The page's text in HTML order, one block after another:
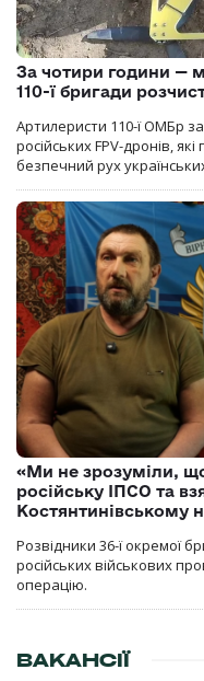
За чотири години —
110-ї бригади
Артилеристи 110-ї ОМБр
російських FPV-дронів,
безпечний рух
«Ми не зрозуміли,
російську ІПСО та
Костянтинівському
Розвідники 36-ї окремої
російських військових
операцію.
ВАКАНСІЇ